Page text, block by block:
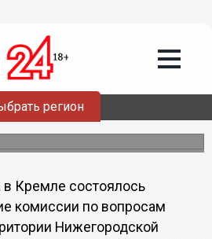
регион
о помиловании не
к
- Николай Пугин
по вопросам
Нижегородской области
в Кремле состоялось
комиссии по вопросам
Нижегородской